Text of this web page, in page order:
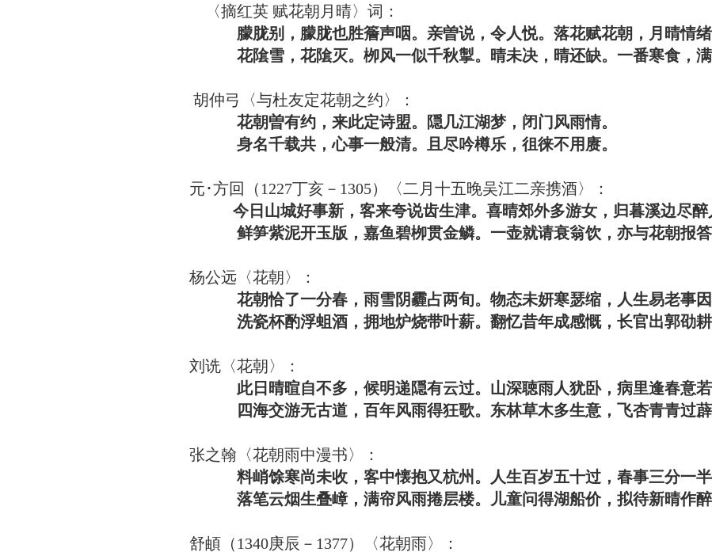
〈摘红英 赋花朝月晴〉词：
朦胧别，朦胧也胜簷声咽。亲曽说，令人悦。落花赋花朝，月晴情绪
花隂雪，花隂灭。栁风一似千秋掣。晴未决，晴还缺。一番寒食，满
胡仲弓〈与杜友定花朝之约〉：
花朝曽有约，来此定诗盟。隠几江湖梦，闭门风雨情。
身名千载共，心事一般清。且尽吟樽乐，徂徕不用赓。
元･方回（1227丁亥－1305）〈二月十五晚吴江二亲携酒〉：
今日山城好事新，客来夸说齿生津。喜晴郊外多游女，归暮溪边尽醉
鲜笋紫泥开玉版，嘉鱼碧栁贯金鳞。一壶就请衰翁饮，亦与花朝报答
杨公远〈花朝〉：
花朝恰了一分春，雨雪阴霾占两旬。物态未妍寒瑟缩，人生易老事因
洗瓷杯酌浮蛆酒，拥地炉烧带叶薪。翻忆昔年成感慨，长官出郭劭耕
刘诜〈花朝〉：
此日晴暄自不多，候明递隠有云过。山深聴雨人犹卧，病里逢春意若
四海交游无古道，百年风雨得狂歌。东林草木多生意，飞杏青青过薜
张之翰〈花朝雨中漫书〉：
料峭馀寒尚未收，客中懐抱又杭州。人生百岁五十过，春事三分一半
落笔云烟生叠嶂，满帘风雨捲层楼。儿童问得湖船价，拟待新晴作醉
舒頔（1340庚辰－1377）〈花朝雨〉：